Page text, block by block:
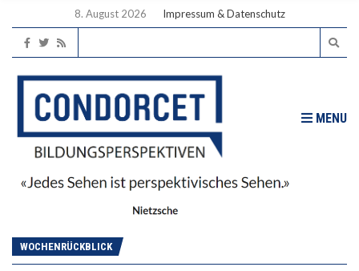
8. August 2026 Impressum & Datenschutz
MENU
WOCHENRÜCKBLICK